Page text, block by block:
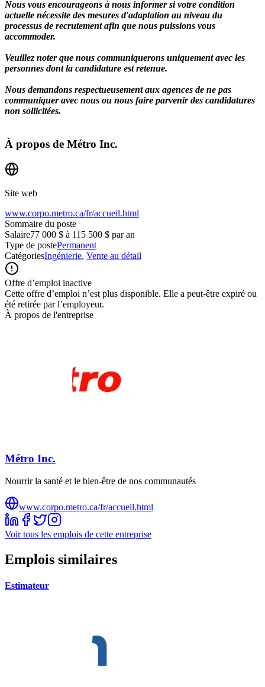
Nous vous encourageons à nous informer si votre condition
actuelle nécessite des mesures d'adaptation au niveau du
processus de recrutement afin que nous puissions vous
accommoder.
Veuillez noter que nous communiquerons uniquement avec les
personnes dont la candidature est retenue.
Nous demandons respectueusement aux agences de ne pas
communiquer avec nous ou nous faire parvenir des candidatures
non sollicitées.
À propos de Métro Inc.
Site web
www.corpo.metro.ca/fr/accueil.html
Sommaire du poste
Salaire77 000 $ à 115 500 $ par an
Type de postePermanent
CatégoriesIngénierie, Vente au détail
Offre d’emploi inactive
Cette offre d’emploi n’est plus disponible. Elle a peut-être expiré ou
été retirée par l’employeur.
À propos de l'entreprise
Métro Inc.
Nourrir la santé et le bien-être de nos communautés
www.corpo.metro.ca/fr/accueil.html
Voir tous les emplois de cette entreprise
Emplois similaires
Estimateur